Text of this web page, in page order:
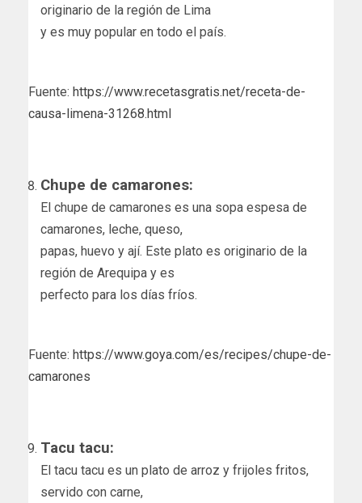
originario de la región de Lima
y es muy popular en todo el país.
Fuente: https://www.recetasgratis.net/receta-de-
causa-limena-31268.html
Chupe de camarones:
El chupe de camarones es una sopa espesa de
camarones, leche, queso,
papas, huevo y ají. Este plato es originario de la
región de Arequipa y es
perfecto para los días fríos.
Fuente: https://www.goya.com/es/recipes/chupe-de-
camarones
Tacu tacu:
El tacu tacu es un plato de arroz y frijoles fritos,
servido con carne,